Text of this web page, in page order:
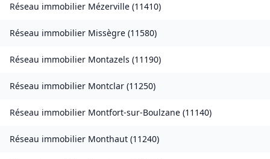
Réseau immobilier Mézerville (11410)
Réseau immobilier Missègre (11580)
Réseau immobilier Montazels (11190)
Réseau immobilier Montclar (11250)
Réseau immobilier Montfort-sur-Boulzane (11140)
Réseau immobilier Monthaut (11240)